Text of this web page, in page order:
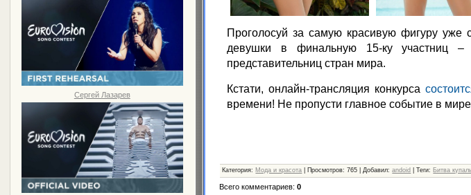
Сергей Лазарев
Проголосуй за самую красивую фигуру уже
девушки в финальную 15-ку участниц
представительниц стран мира.
Кстати, онлайн-трансляция конкурса
времени! Не пропусти главное событие в
Категория: Мода и красота Просмотров: 765 |Добавил:andoid |Теги: Битва
Всего комментариев:0